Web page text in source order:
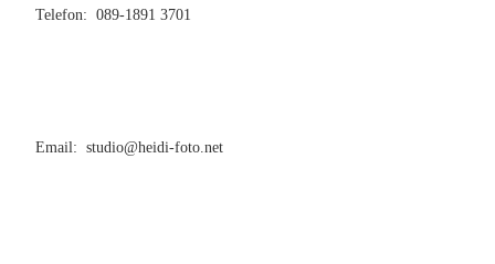
Telefon: 089-1891 3701
Email: studio@heidi-foto.net